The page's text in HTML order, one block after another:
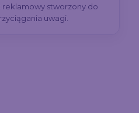
stworzony do
uwagi.